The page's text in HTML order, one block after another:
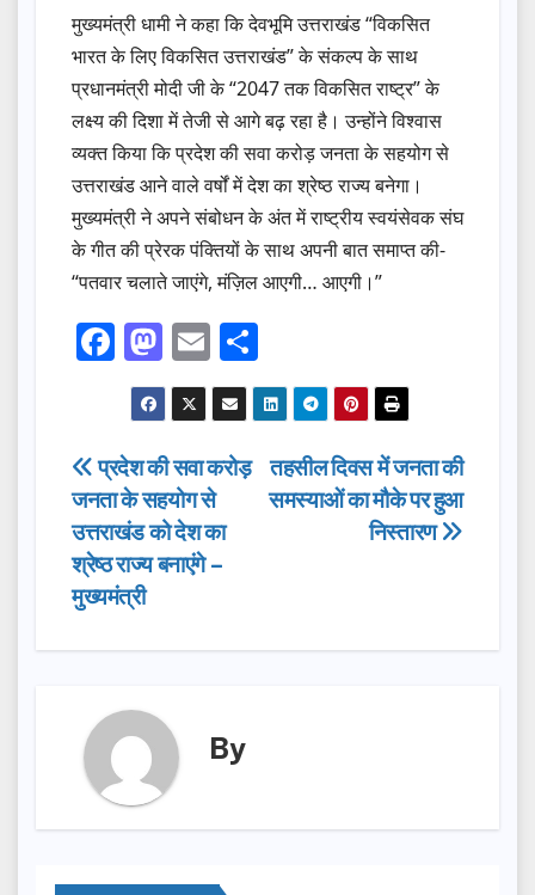
मुख्यमंत्री धामी ने कहा कि देवभूमि उत्तराखंड “विकसित
भारत के लिए विकसित उत्तराखंड” के संकल्प के साथ
प्रधानमंत्री मोदी जी के “2047 तक विकसित राष्ट्र” के
लक्ष्य की दिशा में तेजी से आगे बढ़ रहा है। उन्होंने विश्वास
व्यक्त किया कि प्रदेश की सवा करोड़ जनता के सहयोग से
उत्तराखंड आने वाले वर्षों में देश का श्रेष्ठ राज्य बनेगा।
मुख्यमंत्री ने अपने संबोधन के अंत में राष्ट्रीय स्वयंसेवक संघ
के गीत की प्रेरक पंक्तियों के साथ अपनी बात समाप्त की-
“पतवार चलाते जाएंगे, मंज़िल आएगी… आएगी।”
F
a
c
e
b
o
o
k
M
a
st
o
d
o
n
E
m
ail
h
ar
e
Post
navigation
तहसील दिवस में जनता की
समस्याओं का मौके पर हुआ
निस्तारण
प्रदेश की सवा करोड़
जनता के सहयोग से
उत्तराखंड को देश का
श्रेष्ठ राज्य बनाएंगे –
मुख्यमंत्री
By